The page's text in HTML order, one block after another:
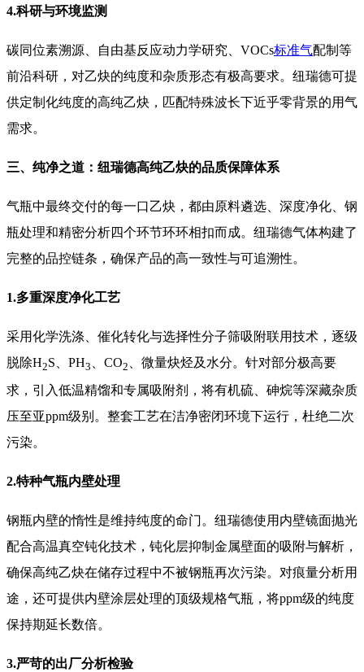
4.科研与环境监测
碳同位素溯源、自由基反应动力学研究、VOCs标准气配制等
前沿科研，对乙炔的纯度和杂质形态有极高要求。纽瑞德可提
供定制化纯度的高纯乙炔，匹配特殊波长下近乎零背景的用气
需求。
三、纯净之道：纽瑞德高纯乙炔的品质保障体系
气瓶中最终交付的每一口乙炔，都由原料遴选、深度净化、钢
瓶处理和精密分析四个环节环环相扣而成。纽瑞德气体构建了
完整的品控链条，确保产品的高一致性与可追溯性。
1.多重深度净化工艺
采用化学洗涤、催化转化与选择性分子筛吸附联用技术，逐级
脱除H2S、PH3 、CO2 、微量炔烃及水分。针对部分极高要
求，引入低温精馏和专属吸附剂，将有机硫、砷烷等深藏杂质
压至亚ppm级别。整套工艺在洁净密闭环境下运行，杜绝二次
污染。
2.特种气瓶内壁处理
钢瓶内壁的惰性是维持纯度的命门。纽瑞德使用内壁镜面抛光
配合高温真空钝化技术，钝化层抑制金属壁面的吸附与解析，
确保高纯乙炔在储存过程中不被钢瓶再次污染。对痕量分析用
途，还可提供内壁涂层处理的顶级规格气瓶，将ppm级的纯度
保持期延长数倍。
3.严苛的出厂分析检验